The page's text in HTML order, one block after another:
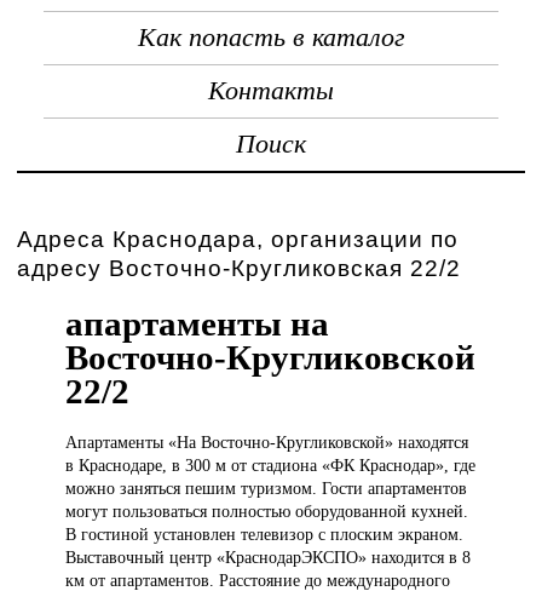
Как попасть в каталог
Контакты
Поиск
Адреса Краснодара, организации по
адресу Восточно-Кругликовская 22/2
апартаменты на
Восточно-Кругликовской
22/2
Апартаменты «НаВосточно-Кругликовской» находятся
в Краснодаре, в 300 м от стадиона «ФК Краснодар», где
можно заняться пешим туризмом. Гости апартаментов
могут пользоваться полностью оборудованной кухней.
В гостиной установлен телевизор с плоским экраном.
Выставочный центр «КраснодарЭКСПО» находится в 8
км от апартаментов. Расстояние до международного